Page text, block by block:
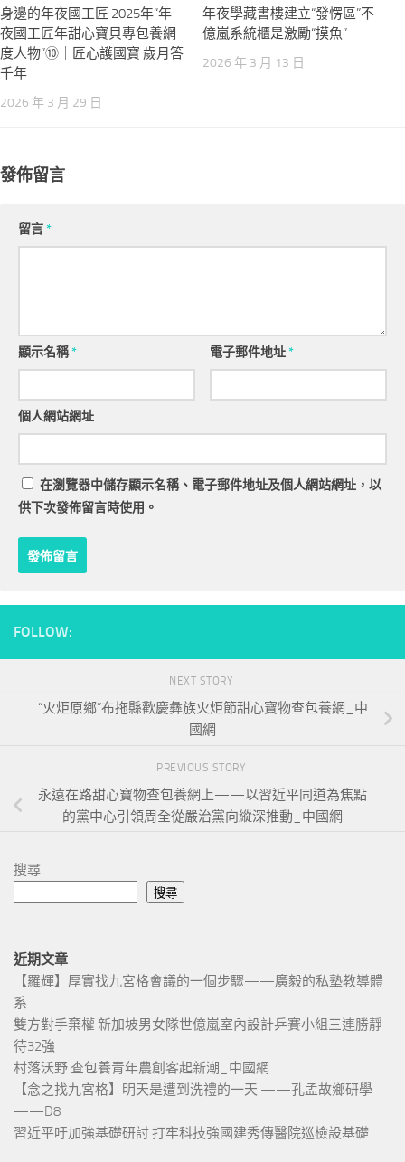
身邊的年夜國工匠·2025年“年
夜國工匠年甜心寶貝專包養網
度人物”⑩｜匠心護國寶 歲月答
千年
2026 年 3 月 29 日
年夜學藏書樓建立“發愣區”不
億嵐系統櫃是激勵“摸魚”
2026 年 3 月 13 日
發佈留言
留言*
顯示名稱* 電子郵件地址*
個人網站網址
在瀏覽器中儲存顯示名稱、電子郵件地址及個人網站網址，以
供下次發佈留言時使用。
FOLLOW:
NEXT STORY
“火炬原鄉”布拖縣歡慶彝族火炬節甜心寶物查包養網_中
國網
PREVIOUS STORY
永遠在路甜心寶物查包養網上——以習近平同道為焦點
的黨中心引領周全從嚴治黨向縱深推動_中國網
搜尋
搜尋
近期文章
【羅輝】厚實找九宮格會議的一個步驟——廣毅的私塾教導體
系
雙方對手棄權 新加坡男女隊世億嵐室內設計乒賽小組三連勝靜
待32強
村落沃野 查包養青年農創客起新潮_中國網
【念之找九宮格】明天是遭到洗禮的一天 ——孔孟故鄉研學
——D8
習近平吁加強基礎研討 打牢科技強國建秀傳醫院巡檢設基礎